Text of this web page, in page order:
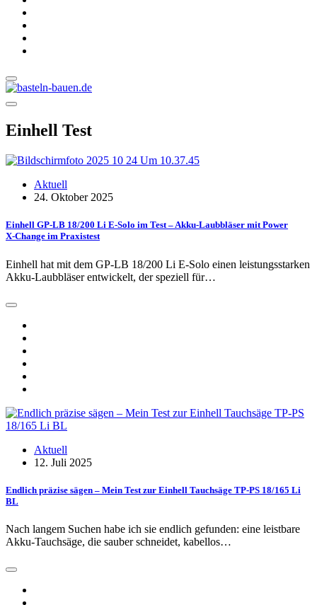
Einhell Test
Aktuell
24. Oktober 2025
Einhell GP-LB 18/200 Li E-Solo im Test – Akku-Laubbläser mit Power
X‑Change im Praxistest
Einhell hat mit dem GP-LB 18/200 Li E-Solo einen leistungsstarken
Akku-Laubbläser entwickelt, der speziell für…
Aktuell
12. Juli 2025
Endlich präzise sägen – Mein Test zur Einhell Tauchsäge TP-PS 18/165 Li
BL
Nach langem Suchen habe ich sie endlich gefunden: eine leistbare
Akku-Tauchsäge, die sauber schneidet, kabellos…